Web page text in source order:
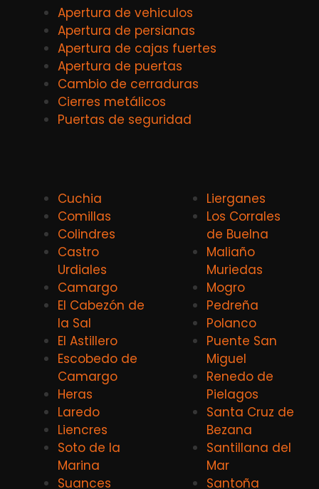
Apertura de vehiculos
Apertura de persianas
Apertura de cajas fuertes
Apertura de puertas
Cambio de cerraduras
Cierres metálicos
Puertas de seguridad
Cuchia
Comillas
Colindres
Castro
Urdiales
Camargo
El Cabezón de
la Sal
El Astillero
Escobedo de
Camargo
Heras
Laredo
Liencres
Soto de la
Marina
Suances
Lierganes
Los Corrales
de Buelna
Maliaño
Muriedas
Mogro
Pedreña
Polanco
Puente San
Miguel
Renedo de
Pielagos
Santa Cruz de
Bezana
Santillana del
Mar
Santoña